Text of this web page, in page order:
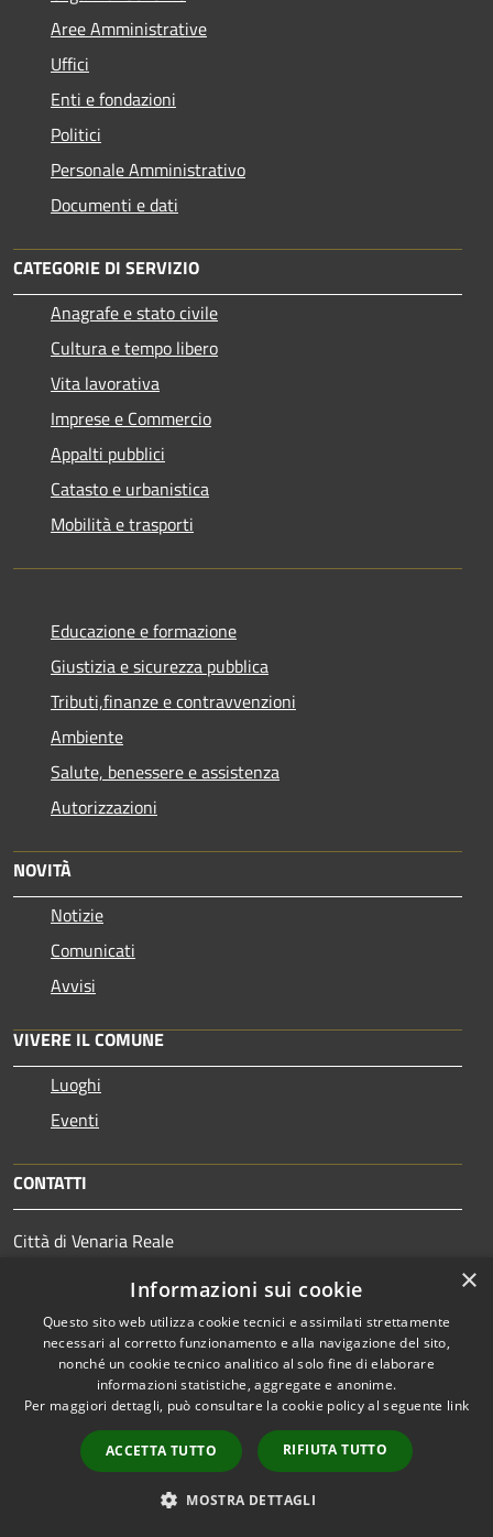
Aree Amministrative
Uffici
Enti e fondazioni
Politici
Personale Amministrativo
Documenti e dati
CATEGORIE DI SERVIZIO
Anagrafe e stato civile
Cultura e tempo libero
Vita lavorativa
Imprese e Commercio
Appalti pubblici
Catasto e urbanistica
Mobilità e trasporti
Educazione e formazione
Giustizia e sicurezza pubblica
Tributi,finanze e contravvenzioni
Ambiente
Salute, benessere e assistenza
Autorizzazioni
NOVITÀ
Notizie
Comunicati
Avvisi
VIVERE IL COMUNE
Luoghi
Eventi
CONTATTI
Città di Venaria Reale
10078 - Venaria Reale
Codice Fiscale: 01710650019
Partita IVA: 01710650019
IBAN intestato a Città di Venaria Reale:
IT27E0306931110100000046069
protocollovenariareale@pec.it
Centralino Unico: 011 40721
×
Informazioni sui cookie
Questo sito web utilizza cookie tecnici e assimilati strettamente
necessari al corretto funzionamento e alla navigazione del sito,
nonché un cookie tecnico analitico al solo fine di elaborare
informazioni statistiche, aggregate e anonime.
Per maggiori dettagli, può consultare la cookie policy al seguente link
ACCETTA TUTTO RIFIUTA TUTTO
MOSTRA DETTAGLI